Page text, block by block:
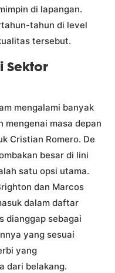
di lapangan.
tahun di level
tersebut.
Sektor
mengalami banyak
mengenai masa depan
Cristian Romero. De
besar di lini
satu opsi utama.
dan Marcos
dalam daftar
dianggap sebagai
yang sesuai
yang
dari belakang.